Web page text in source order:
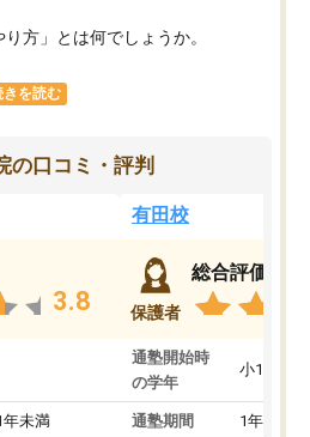
方」とは何でしょうか。
きを読む
の口コミ・評判
3.8
年未満
有田校
保護者
総合評価
通塾開始時
の学年
小1
通塾期間 1年以上